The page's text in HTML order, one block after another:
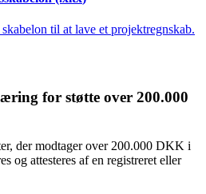
til at lave et projektregnskab.
for støtte over 200.000
der modtager over 200.000 DKK i
og attesteres af en registreret eller